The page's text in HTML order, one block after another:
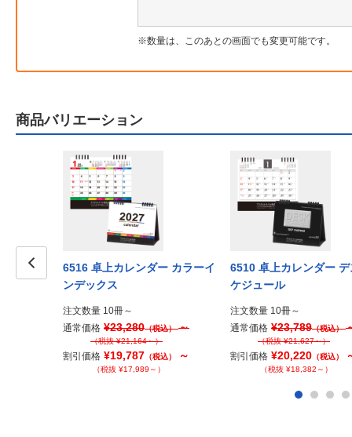
数量は、このあとの画面でも変更可能です。
商品バリエーション
6516 卓上カレンダー カラーイ
ンデックス
注文数量 10冊～
通常価格 ¥23,280（税込）～
（税抜 ¥21,164～）
割引価格 ¥19,787 （税込） ～
（税抜 ¥17,989～）
6510 卓上カレンダー
ケジュール
注文数量 10冊～
通常価格 ¥23,789（税込）
（税抜 ¥21,627～）
割引価格 ¥20,220 （税込）
（税抜 ¥18,382～）